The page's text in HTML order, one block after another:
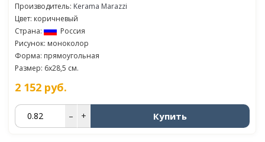
Производитель: Kerama Marazzi
Цвет: коричневый
Страна:
Россия
Рисунок: моноколор
Форма: прямоугольная
Размер: 6x28,5 см.
2 152 руб.
– + Купить